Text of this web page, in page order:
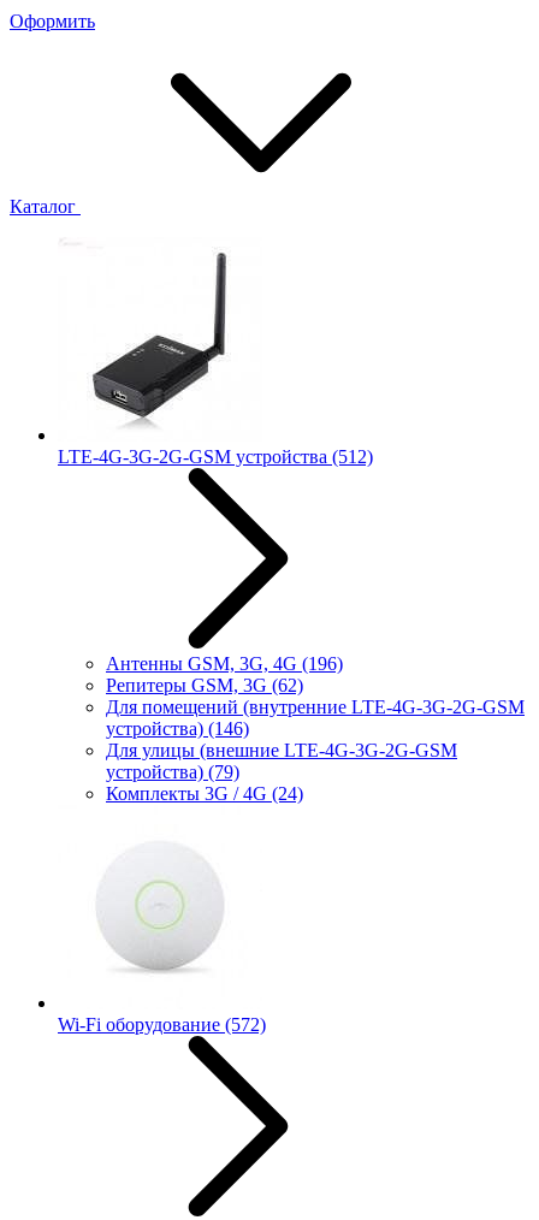
Оформить
Каталог
LTE-4G-3G-2G-GSM устройства (512)
Антенны GSM, 3G, 4G (196)
Репитеры GSM, 3G (62)
Для помещений (внутренние LTE-4G-3G-2G-GSM
устройства) (146)
Для улицы (внешние LTE-4G-3G-2G-GSM
устройства) (79)
Комплекты 3G / 4G (24)
Wi-Fi оборудование (572)